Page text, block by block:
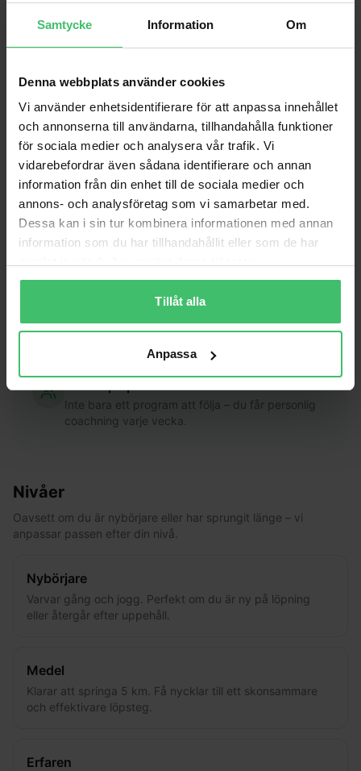
Samtycke Information Om
Denna webbplats använder cookies
Vi använder enhetsidentifierare för att anpassa innehållet
och annonserna till användarna, tillhandahålla funktioner
för sociala medier och analysera vår trafik. Vi
vidarebefordrar även sådana identifierare och annan
information från din enhet till de sociala medier och
annons- och analysföretag som vi samarbetar med.
Dessa kan i sin tur kombinera informationen med annan
information som du har tillhandahållit eller som de har
Tillåt alla
Anpassa
Varför VarjeSteg?
Smärtfri löpning
Lär dig en skonsam löpteknik som bygger upp
kroppen istället för att bryta ner den.
Personlig videoanalys och feedback för att följa
Inte bara ett program att följa – du får personlig
coachning varje vecka.
Nivåer
Oavsett om du är nybörjare eller har sprungit länge – vi
anpassar passen efter din nivå.
Nybörjare
Varvar gång och jogg. Perfekt om du är ny på löpning
eller återgår efter uppehåll.
Medel
Klarar att springa 5 km. Få nycklar till ett skonsammare
och effektivare löpsteg.
Erfaren